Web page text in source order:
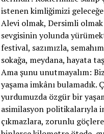
istenen kimliğimizi
Alevi olmak, Dersimli
sevgisinin yolunda
festival, sazımızla,
sokağa, meydana, hayata
Ama şunu unutmayalım:
yaşama imkânı
yurdumuzda özgür bir
asimilasyon politikalarıyla
çıkmazlara, zorunlu